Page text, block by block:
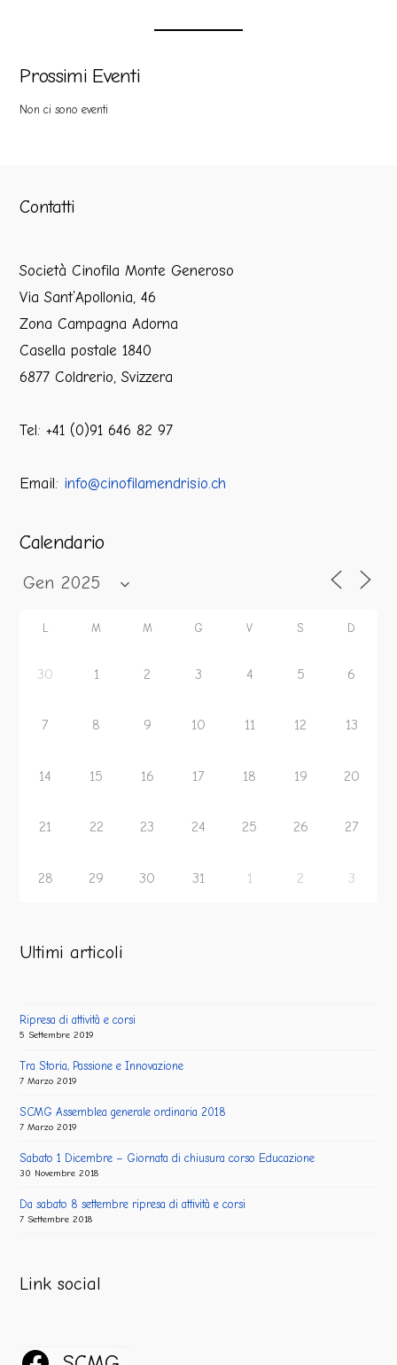
Prossimi Eventi
Non ci sono eventi
Contatti
Società Cinofila Monte Generoso
Via Sant’Apollonia, 46
Zona Campagna Adorna
Casella postale 1840
6877 Coldrerio, Svizzera
Tel: +41 (0)91 646 82 97
Email: info@cinofilamendrisio.ch
Calendario
M M G V S D
30 1 2 3 4 5 6
7 8 9 10 11 12 13
14 15 16 17 18 19 20
21 22 23 24 25 26 27
28 29 30 31 1 2 3
Ultimi articoli
Ripresa di attività e corsi
5 Settembre 2019
Tra Storia, Passione e Innovazione
7 Marzo 2019
SCMG Assemblea generale ordinaria 2018
7 Marzo 2019
Sabato 1 Dicembre – Giornata di chiusura corso Educazione
30 Novembre 2018
Da sabato 8 settembre ripresa di attività e corsi
7 Settembre 2018
Link social